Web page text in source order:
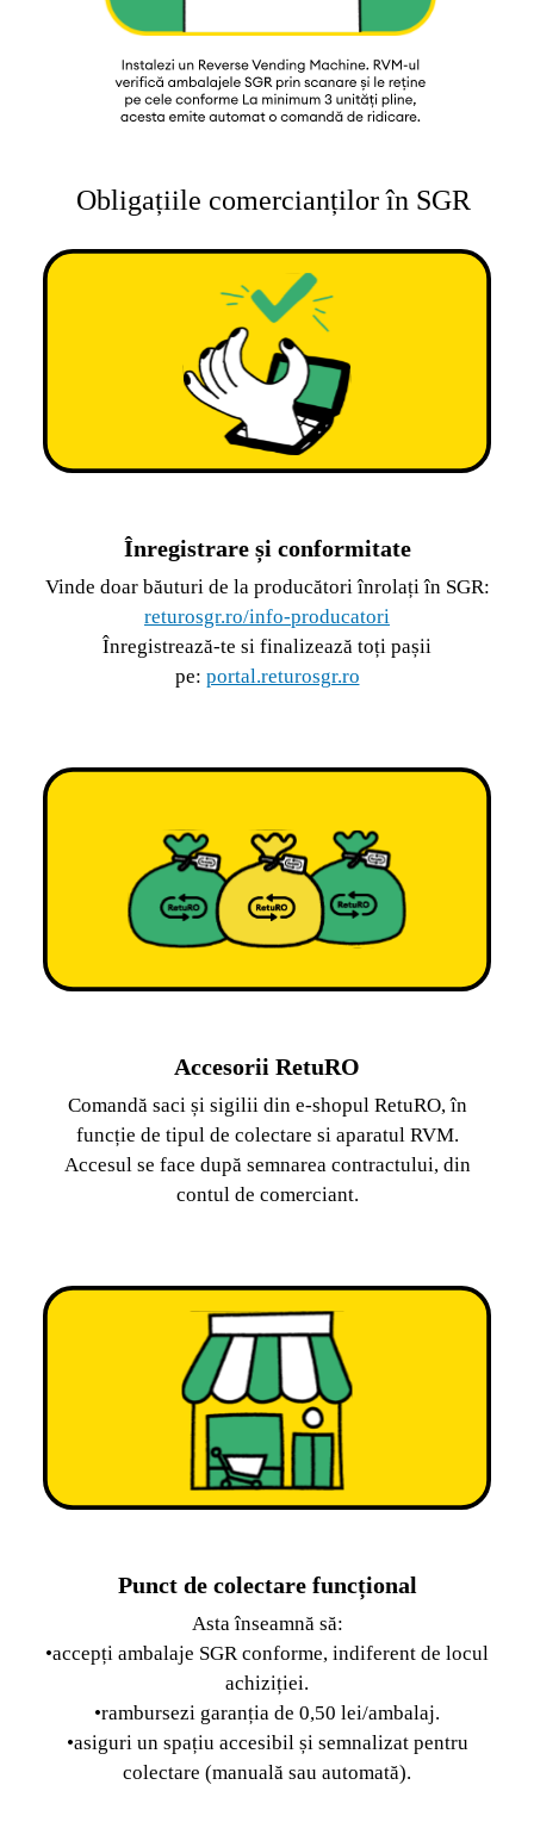
Obligațiile comercianților în SGR
Înregistrare și conformitate
Vinde doar băuturi de la producători înrolați în SGR:
returosgr.ro/info-producatori
Înregistrează-te si finalizează toți pașii
pe: portal.returosgr.ro
Accesorii RetuRO
Comandă saci și sigilii din e-shopul RetuRO, în
funcție de tipul de colectare si aparatul RVM.
Accesul se face după semnarea contractului, din
contul de comerciant.
Punct de colectare funcțional
Asta înseamnă să:
•accepți ambalaje SGR conforme, indiferent de locul
achiziției.
•rambursezi garanția de 0,50 lei/ambalaj.
•asiguri un spațiu accesibil și semnalizat pentru
colectare (manuală sau automată).